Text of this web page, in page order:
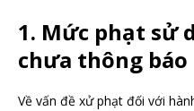
1. Mức phạt sử
chưa thông
Về vấn đề xử phạt đối với